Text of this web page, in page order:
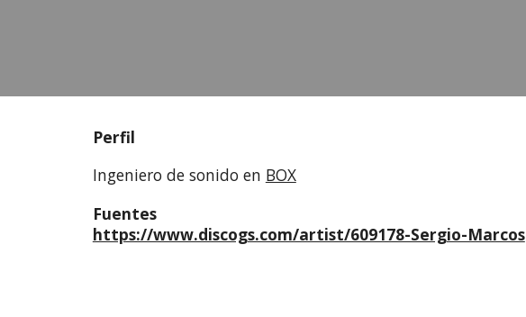
Perfil
Ingeniero de sonido en BOX
Fuentes
https://www.discogs.com/artist/609178-Sergio-Marcos